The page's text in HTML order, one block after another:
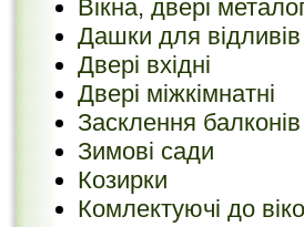
Вікна, двері
Дашки для відливів
Двері вхідні
Двері міжкімнатні
Засклення
Зимові сади
Козирки
Комлектуючі до